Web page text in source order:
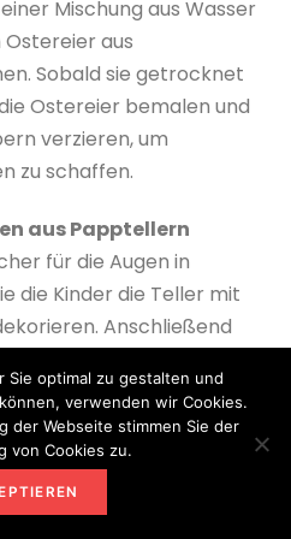
Mischung aus Wasser
aus
Sobald sie getrocknet
Ostereier bemalen und
verzieren, um
zu schaffen.
aus Papptellern
für die Augen in
die Kinder die Teller mit
Anschließend
zu
dann von den Kindern
die Rolle eines Osterhasen
Sie optimal zu gestalten und
verwenden wir Cookies.
der Webseite stimmen Sie der
von Cookies zu.